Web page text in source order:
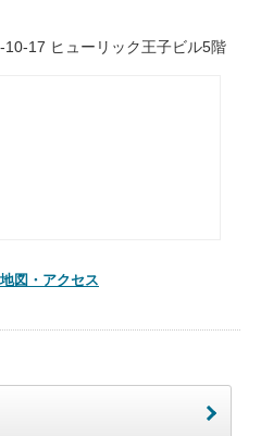
17 ヒューリック王子ビル5階
図・アクセス